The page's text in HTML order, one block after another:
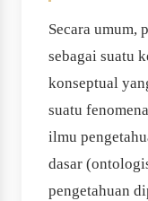
Secara umum,
sebagai suatu
konseptual
suatu
ilmu
dasar
pengetahuan